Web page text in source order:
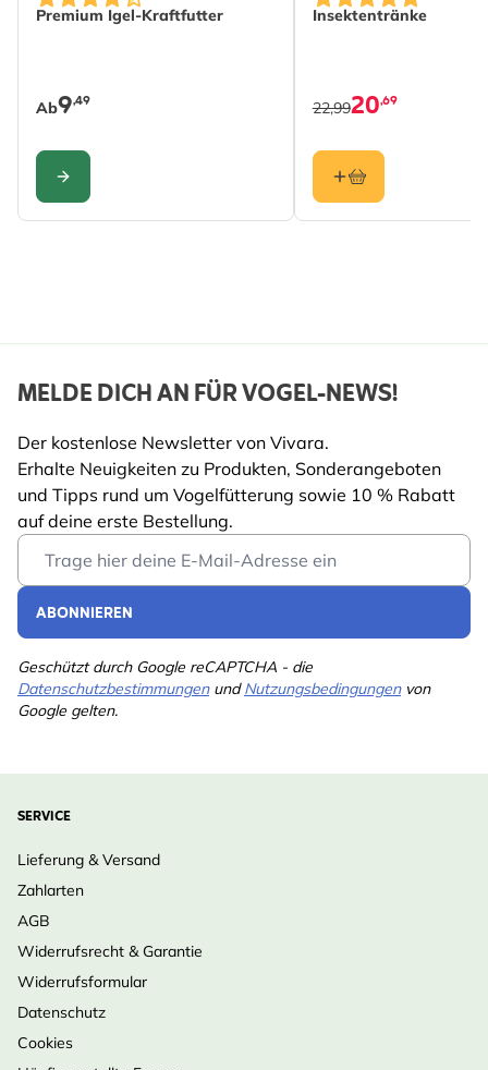
Premium Igel-Kraftfutter
Ab9,49
KONFIGURIEREN
Insektentränke
20,69
22,99
MELDE DICH AN FÜR VOGEL-NEWS!
Der kostenlose Newsletter von Vivara.
Erhalte Neuigkeiten zu Produkten, Sonderangeboten
und Tipps rund um Vogelfütterung sowie 10 % Rabatt
auf deine erste Bestellung.
Email Address
ABONNIEREN
Geschützt durch Google reCAPTCHA - die
DatenschutzbestimmungenundNutzungsbedingungenvon
Google gelten.
SERVICE
Lieferung & Versand
Zahlarten
AGB
Widerrufsrecht & Garantie
Widerrufsformular
Datenschutz
Cookies